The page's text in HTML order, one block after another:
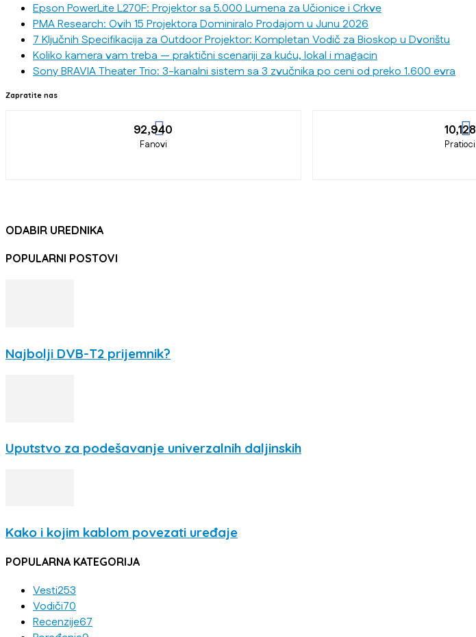
Epson PowerLite L270F: Projektor sa 5.000 Lumena za Učionice i Crkve
PMA Research: Ovih 15 Projektora Dominiralo Prodajom u Junu 2026
7 Ključnih Specifikacija za Outdoor Projektor: Kompletan Vodič za Bioskop u Dvorištu
Koliko kamera vam treba — praktični scenariji za kuću, lokal i magacin
Sony BRAVIA Theater Trio: 3-kanalni sistem sa 3 zvučnika po ceni od preko 1.600 evra
Zapratite nas
92,940
Fanovi
10,128
Pratioci
ODABIR UREDNIKA
POPULARNI POSTOVI
Najbolji DVB-T2 prijemnik?
Uputstvo za podešavanje univerzalnih daljinskih
Kako i kojim kablom povezati uređaje
POPULARNA KATEGORIJA
Vesti253
Vodiči70
Recenzije67